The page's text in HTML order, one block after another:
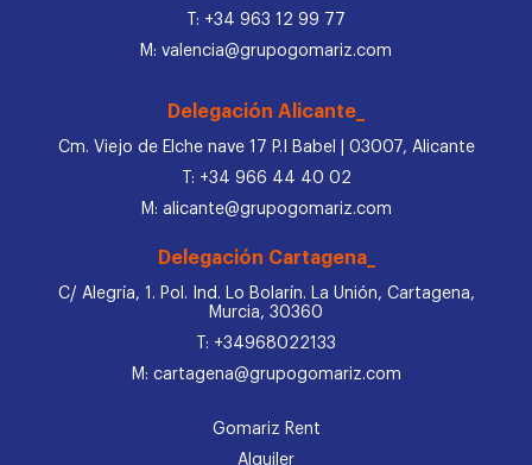
T: +34 963 12 99 77
M: valencia@grupogomariz.com
Delegación Alicante_
Cm. Viejo de Elche nave 17 P.I Babel | 03007, Alicante
T: +34 966 44 40 02
M: alicante@grupogomariz.com
Delegación Cartagena_
C/ Alegría, 1. Pol. Ind. Lo Bolarín. La Unión, Cartagena,
Murcia, 30360
T: +34968022133
M: cartagena@grupogomariz.com
Gomariz Rent
Alquiler